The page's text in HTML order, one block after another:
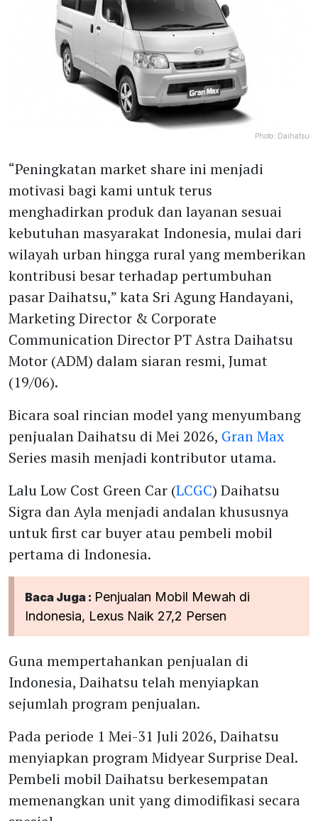
Photo: Daihatsu
“Peningkatan market share ini menjadi
motivasi bagi kami untuk terus
menghadirkan produk dan layanan sesuai
kebutuhan masyarakat Indonesia, mulai dari
wilayah urban hingga rural yang memberikan
kontribusi besar terhadap pertumbuhan
pasar Daihatsu,” kata Sri Agung Handayani,
Marketing Director & Corporate
Communication Director PT Astra Daihatsu
Motor (ADM) dalam siaran resmi, Jumat
(19/06).
Bicara soal rincian model yang menyumbang
penjualan Daihatsu di Mei 2026, Gran Max
Series masih menjadi kontributor utama.
Lalu Low Cost Green Car (LCGC) Daihatsu
Sigra dan Ayla menjadi andalan khususnya
untuk first car buyer atau pembeli mobil
pertama di Indonesia.
Baca Juga : Penjualan Mobil Mewah di
Indonesia, Lexus Naik 27,2 Persen
Guna mempertahankan penjualan di
Indonesia, Daihatsu telah menyiapkan
sejumlah program penjualan.
Pada periode 1 Mei-31 Juli 2026, Daihatsu
menyiapkan program Midyear Surprise Deal.
Pembeli mobil Daihatsu berkesempatan
memenangkan unit yang dimodifikasi secara